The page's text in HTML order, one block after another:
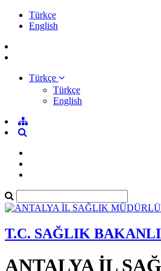
Türkçe
English
Türkçe
Türkçe
English
T.C. SAĞLIK
ANTALYA İL